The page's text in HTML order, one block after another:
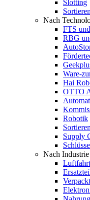
Slotting
Sortieren
Nach
FTS
RBG
Ware-
Hai
OTTO
Robotik
Sortieren
Supply
Nach Industrie